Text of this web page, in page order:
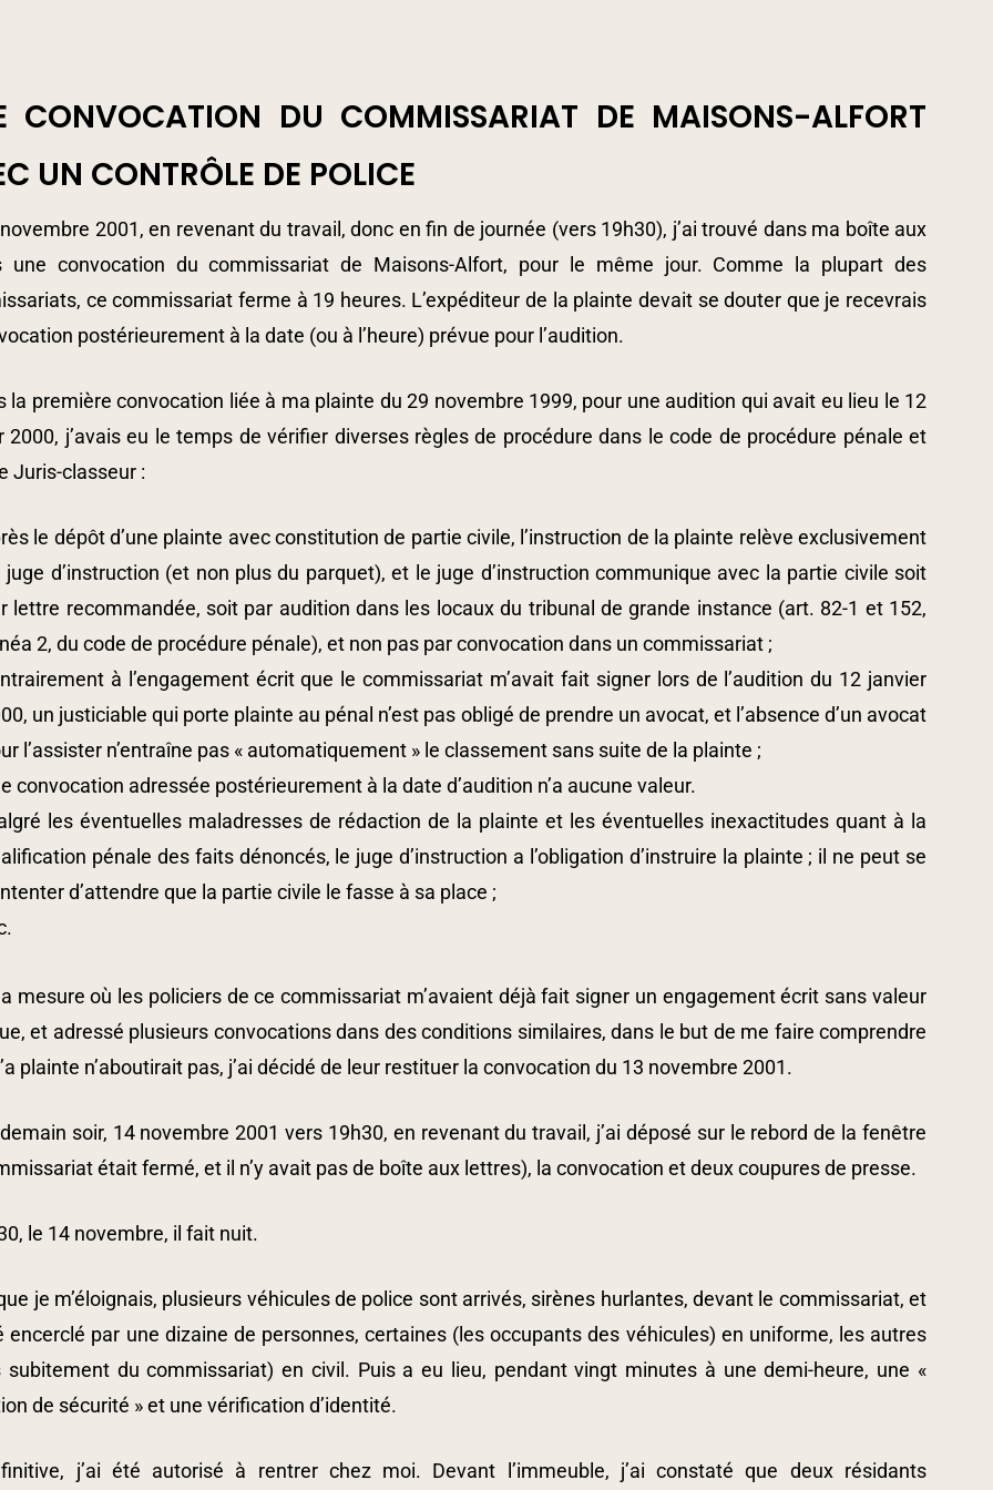
CONVOCATION DU COMMISSARIAT DE MAISONS-ALFORT
UN CONTRÔLE DE POLICE
2001, en revenant du travail, donc en fin de journée (vers 19h30), j’ai trouvé dans ma boîte aux
une convocation du commissariat de Maisons-Alfort, pour le même jour. Comme la plupart des
ce commissariat ferme à 19 heures. L’expéditeur de la plainte devait se douter que je recevrais
postérieurement à la date (ou à l’heure) prévue pour l’audition.
la première convocation liée à ma plainte du 29 novembre 1999, pour une audition qui avait eu lieu le 12
2000, j’avais eu le temps de vérifier diverses règles de procédure dans le code de procédure pénale et
Juris-classeur :
le dépôt d’une plainte avec constitution de partie civile, l’instruction de la plainte relève exclusivement
juge d’instruction (et non plus du parquet), et le juge d’instruction communique avec la partie civile soit
lettre recommandée, soit par audition dans les locaux du tribunal de grande instance (art. 82-1 et 152,
2, du code de procédure pénale), et non pas par convocation dans un commissariat ;
à l’engagement écrit que le commissariat m’avait fait signer lors de l’audition du 12 janvier
un justiciable qui porte plainte au pénal n’est pas obligé de prendre un avocat, et l’absence d’un avocat
l’assister n’entraîne pas « automatiquement » le classement sans suite de la plainte ;
convocation adressée postérieurement à la date d’audition n’a aucune valeur.
les éventuelles maladresses de rédaction de la plainte et les éventuelles inexactitudes quant à la
pénale des faits dénoncés, le juge d’instruction a l’obligation d’instruire la plainte ; il ne peut se
d’attendre que la partie civile le fasse à sa place ;
mesure où les policiers de ce commissariat m’avaient déjà fait signer un engagement écrit sans valeur
et adressé plusieurs convocations dans des conditions similaires, dans le but de me faire comprendre
plainte n’aboutirait pas, j’ai décidé de leur restituer la convocation du 13 novembre 2001.
soir, 14 novembre 2001 vers 19h30, en revenant du travail, j’ai déposé sur le rebord de la fenêtre
était fermé, et il n’y avait pas de boîte aux lettres), la convocation et deux coupures de presse.
le 14 novembre, il fait nuit.
je m’éloignais, plusieurs véhicules de police sont arrivés, sirènes hurlantes, devant le commissariat, et
encerclé par une dizaine de personnes, certaines (les occupants des véhicules) en uniforme, les autres
subitement du commissariat) en civil. Puis a eu lieu, pendant vingt minutes à une demi-heure, une «
de sécurité » et une vérification d’identité.
j’ai été autorisé à rentrer chez moi. Devant l’immeuble, j’ai constaté que deux résidants